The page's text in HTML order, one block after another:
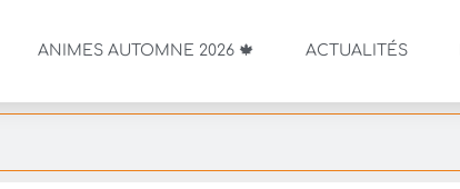
ANIMES AUTOMNE 2026 🍁 ACTUALITÉS